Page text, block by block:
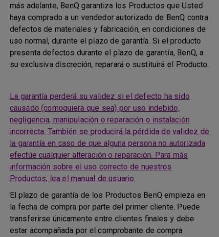
más adelante, BenQ garantiza los Productos que Usted
haya comprado a un vendedor autorizado de BenQ contra
defectos de materiales y fabricación, en condiciones de
uso normal, durante el plazo de garantía. Si el producto
presenta defectos durante el plazo de garantía, BenQ, a
su exclusiva discreción, reparará o sustituirá el Producto.
La garantía perderá su validez si el defecto ha sido
causado (comoquiera que sea) por uso indebido,
negligencia, manipulación o reparación o instalación
incorrecta. También se producirá la pérdida de validez de
la garantía en caso de que alguna persona no autorizada
efectúe cualquier alteración o reparación. Para más
información sobre el uso correcto de nuestros
Productos, lea el manual de usuario.
El plazo de garantía de los Productos BenQ empieza en
la fecha de compra por parte del primer cliente. Puede
transferirse únicamente entre clientes finales y debe
estar acompañada por el comprobante de compra